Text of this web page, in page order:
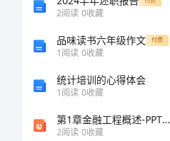
2阅读 0收藏
品味读书六年级作文 付费
1阅读 0收藏
统计培训的心得体会
1阅读 0收藏
第1章金融工程概述-PPT课件
2阅读 0收藏